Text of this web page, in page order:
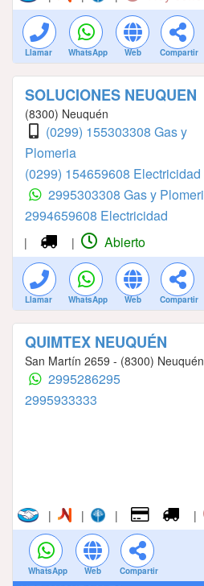
Llamar WhatsApp Web Compartir
SOLUCIONES NEUQUEN
(8300) Neuquén
(0299) 155303308 Gas y
Plomeria
(0299) 154659608 Electricidad
2995303308 Gas y
2994659608 Electricidad
| | Abierto
Llamar WhatsApp Web Compartir
QUIMTEX NEUQUÉN
San Martín 2659 - (8300) Neuquén
2995286295
2995933333
| | | |
WhatsApp Web Compartir